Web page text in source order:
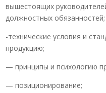
вышестоящих
должностных обязанностей;
-технические условия и
продукцию;
— принципы и психологию
— позиционирование;